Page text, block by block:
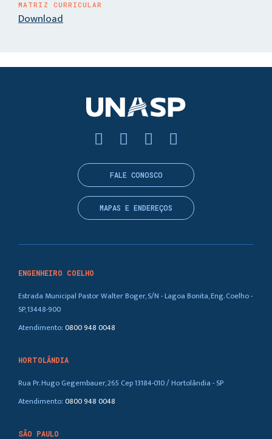
MATRIZ CURRICULAR
Download
ENGENHEIRO COELHO
Estrada Municipal Pastor Walter Boger, S/N - Lagoa Bonita, Eng. Coelho -
SP, 13448-900
Atendimento:0800 948 0048
HORTOLÂNDIA
Rua Pr. Hugo Gegembauer, 265 Cep 13184-010 / Hortolândia - SP
Atendimento:0800 948 0048
SÃO PAULO
FALE CONOSCO
MAPAS E ENDEREÇOS